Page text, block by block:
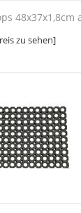
48x37x1,8cm
zu sehen]